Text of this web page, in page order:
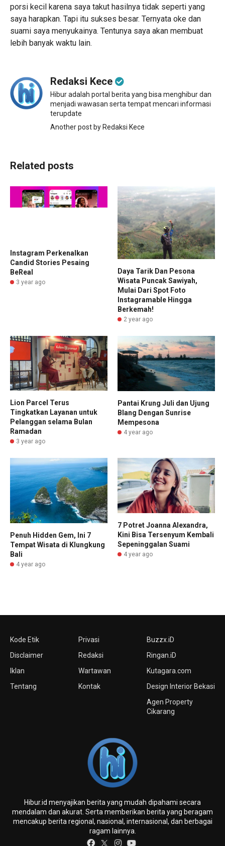
porsi kecil karena saya takut hasilnya tidak seperti yang
saya harapkan. Tapi itu sukses besar. Ternyata oke dan
suami saya menyukainya. Tentunya saya akan membuat
lebih banyak waktu lain.
Redaksi Kece
Hibur adalah portal berita yang bisa menghibur dan
menjadi wawasan serta tempat mencari informasi
terupdate
Another post by Redaksi Kece
Related posts
Instagram Perkenalkan
Candid Stories Pesaing
BeReal
3 year ago
Daya Tarik Dan Pesona
Wisata Puncak Sawiyah,
Mulai Dari Spot Foto
Instagramable Hingga
Berkemah!
2 year ago
Lion Parcel Terus
Tingkatkan Layanan untuk
Pelanggan selama Bulan
Ramadan
3 year ago
Pantai Krung Juli dan Ujung
Blang Dengan Sunrise
Mempesona
4 year ago
Penuh Hidden Gem, Ini 7
Tempat Wisata di Klungkung
Bali
4 year ago
7 Potret Joanna Alexandra,
Kini Bisa Tersenyum Kembali
Sepeninggalan Suami
4 year ago
Kode Etik
Disclaimer
Iklan
Tentang
Privasi
Redaksi
Wartawan
Kontak
Buzzx.iD
Ringan.iD
Kutagara.com
Design Interior Bekasi
Agen Property
Cikarang
Hibur.id menyajikan berita yang mudah dipahami secara
mendalam dan akurat. Serta memberikan berita yang beragam
mencakup berita regional, nasional, internasional, dan berbagai
ragam lainnya.